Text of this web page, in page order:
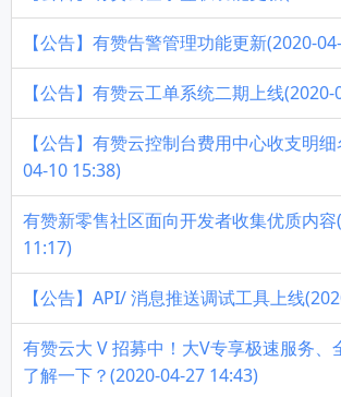
【公告】有赞告警管理功能更新(2020-
【公告】有赞云工单系统二期上线
【公告】有赞云控制台费用中心收支明
04-10 15:38)
有赞新零售社区面向开发者收集优质内
11:17)
【公告】API/ 消息推送调试工具上线
有赞云大 V 招募中！大V专享极速服务、
了解一下？(2020-04-27 14:43)